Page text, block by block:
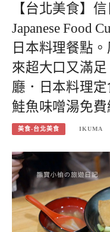
【台北美食】
Japanese Food
日本料理餐點
來超大口又滿
廳．日本料理
鮭魚味噌湯免費
美食-台北美食 IKUMA